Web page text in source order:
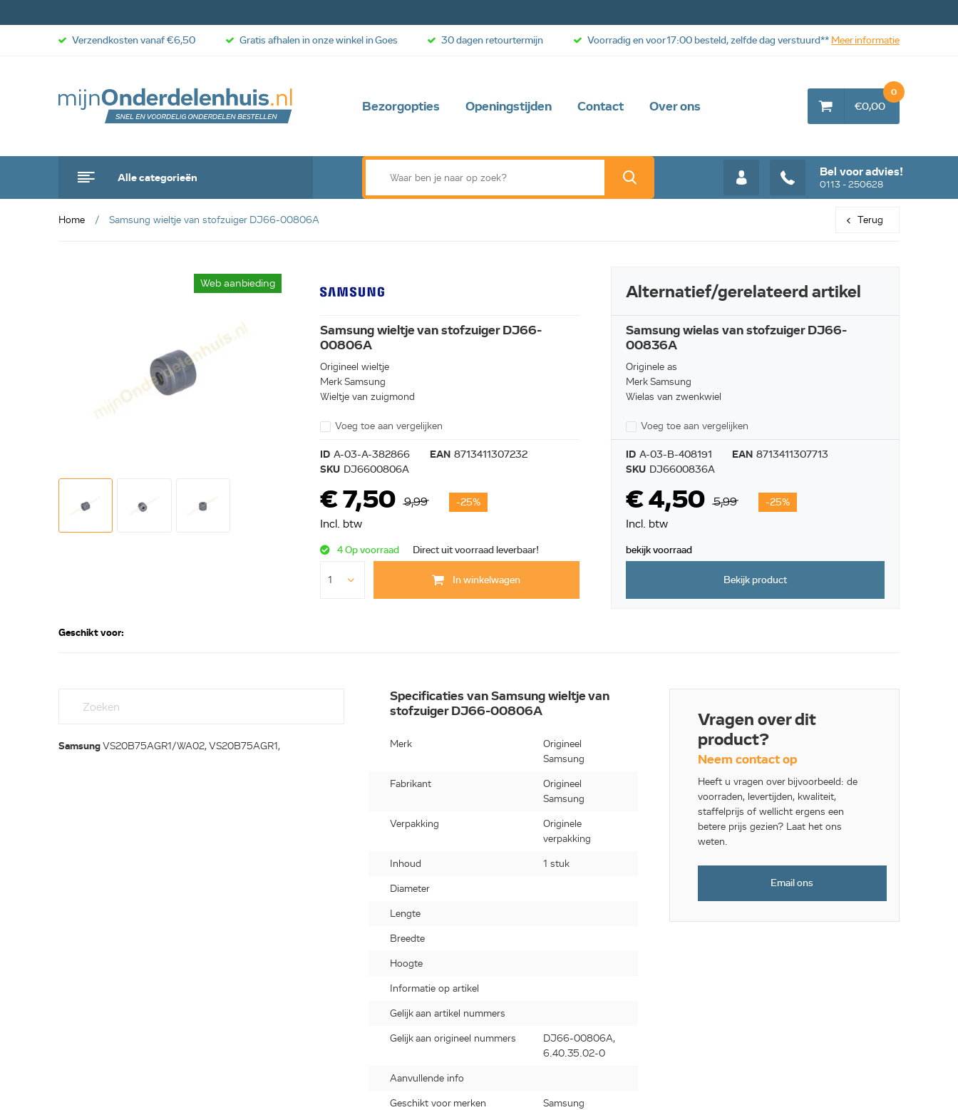
Bezorgopties Openingstijden Contact Over ons
Alle categorieën Bel voor advies!
0113 - 250628
€0,00
0
Verzendkosten vanaf €6,50 Gratis afhalen in onze winkel in Goes 30 dagen retourtermijn Voorradig en voor 17:00 besteld, zelfde dag verstuurd** Meer informatie
Home Samsung wieltje van stofzuiger DJ66-00806A Terug
Web aanbieding Web aanbieding
Samsung wieltje van stofzuiger DJ66-
00806A
Origineel wieltje
Merk Samsung
Wieltje van zuigmond
Voeg toe aan vergelijken
ID A-03-A-382866 EAN 8713411307232
SKU DJ6600806A
€ 7,50 9,99 -25%
Incl. btw
4 Op voorraad Direct uit voorraad leverbaar!
In winkelwagen
Alternatief/gerelateerd artikel
Samsung wielas van stofzuiger DJ66-
00836A
Originele as
Merk Samsung
Wielas van zwenkwiel
Voeg toe aan vergelijken
ID A-03-B-408191 EAN 8713411307713
SKU DJ6600836A
€ 4,50 5,99 -25%
Incl. btw
bekijk voorraad
Bekijk product
Geschikt voor:
SamsungVS20B75AGR1/WA02, VS20B75AGR1,
Specificaties van Samsung wieltje van
stofzuiger DJ66-00806A
Merk
Origineel
Samsung
Fabrikant
Origineel
Samsung
Verpakking
Originele
verpakking
Inhoud 1 stuk
Diameter
Lengte
Breedte
Hoogte
Informatie op artikel
Gelijk aan artikel nummers
Gelijk aan origineel nummers
DJ66-00806A,
6.40.35.02-0
Aanvullende info
Geschikt voor merken Samsung
Vragen over dit
product?
Neem contact op
Heeft u vragen over bijvoorbeeld: de
voorraden, levertijden, kwaliteit,
staffelprijs of wellicht ergens een
betere prijs gezien? Laat het ons
weten.
Email ons